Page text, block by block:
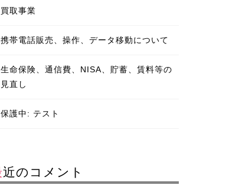
買取事業
携帯電話販売、操作、データ移動について
生命保険、通信費、NISA、貯蓄、賃料等の
見直し
保護中: テスト
最近のコメント